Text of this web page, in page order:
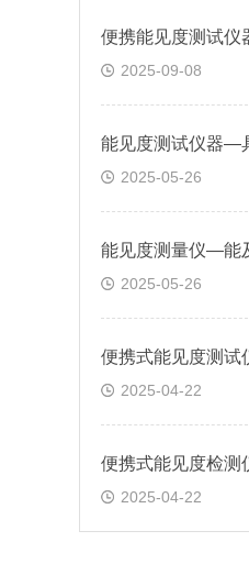
2025-09-08
2025-05-26
2025-05-26
2025-04-22
2025-04-22